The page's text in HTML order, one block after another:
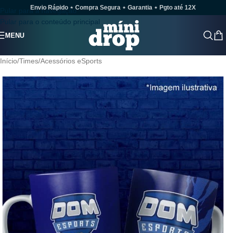
Pular para a navegação
Pular para o conteúdo principal
Envio Rápido ⋆ Compra Segura ⋆ Garantia ⋆ Pgto até 12X
MENU
Início/Times/Acessórios eSports